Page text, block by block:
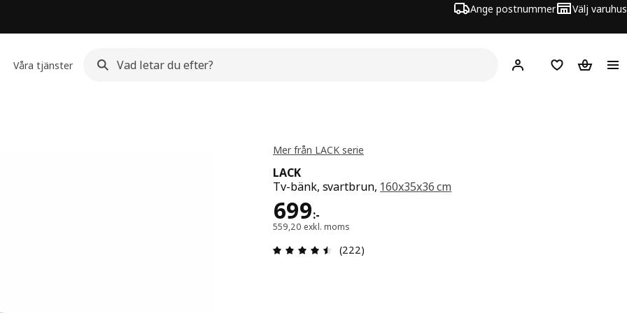
Ange postnummer Välj varuhus
Våra tjänster Hej! Logga inInköpslistaVarukorg
Mer från LACK serie
LACK
Tv-bänk, svartbrun, 160x35x36 cm
699:-
Pris 699:-
559,20 exkl. moms
Recension: 4.5 utav 5 stjärnor. Totalt antal recensioner:
(222)